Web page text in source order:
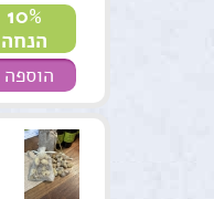
10%
הנחה